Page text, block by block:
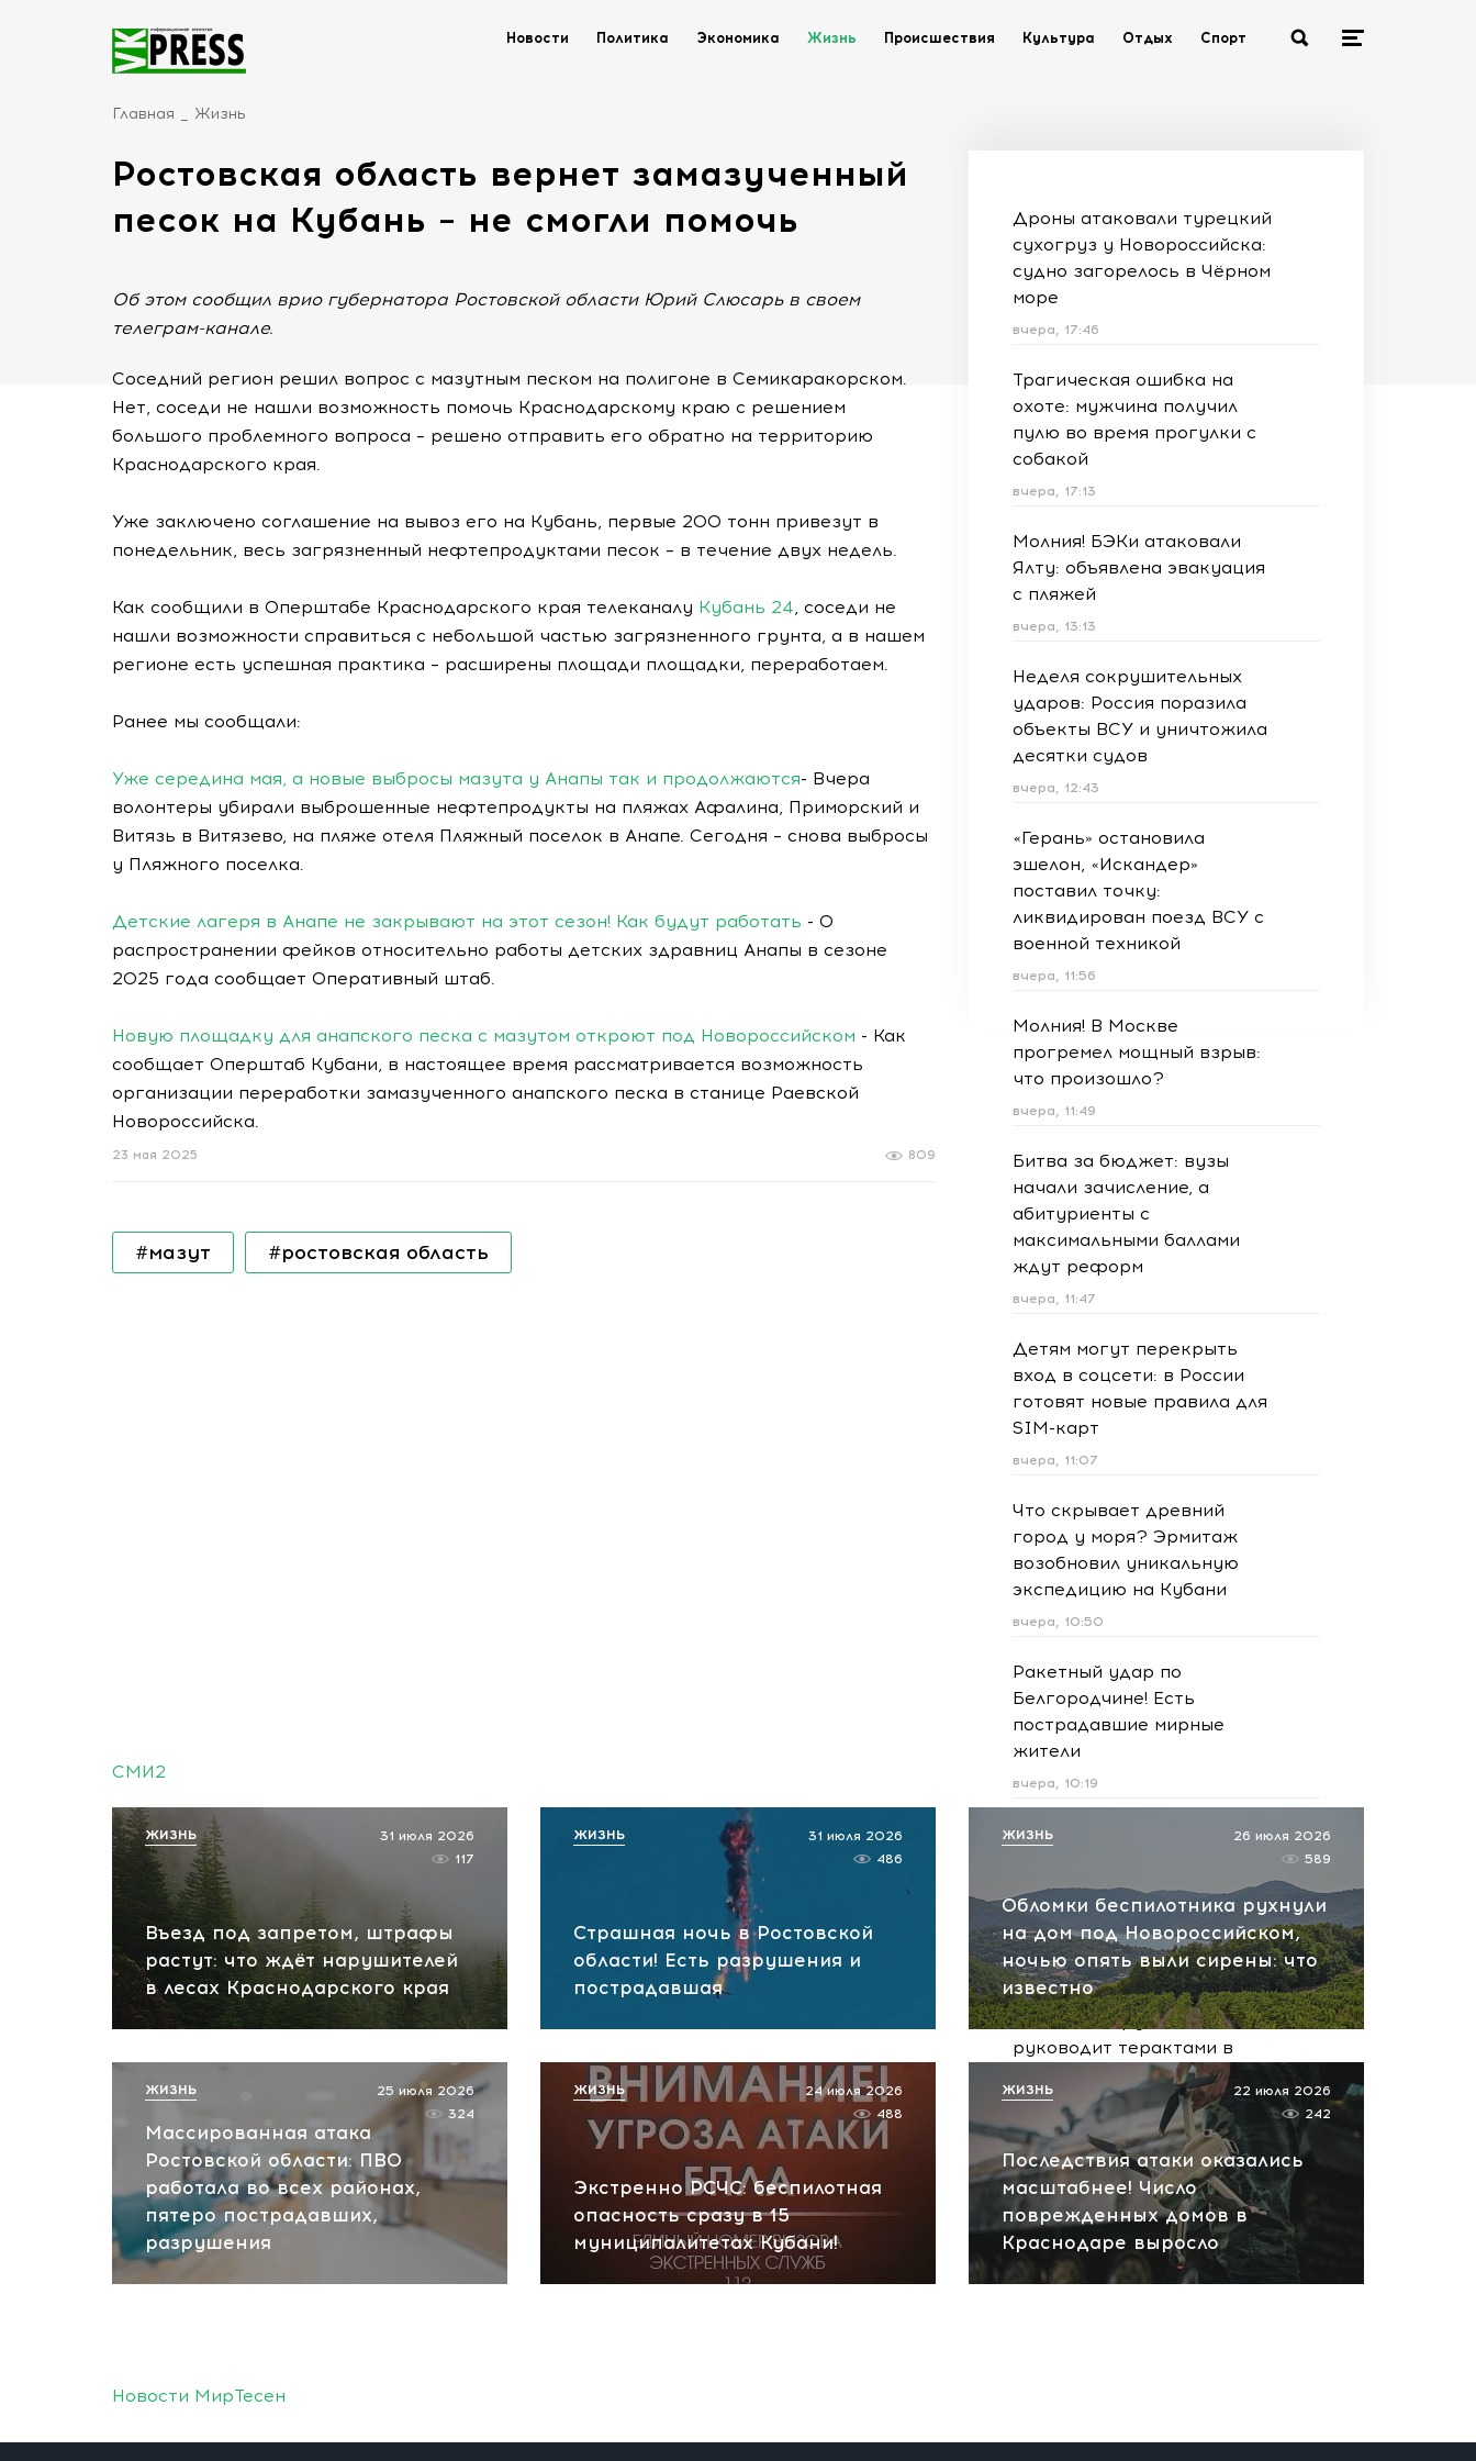
Новости Политика Экономика Жизнь Происшествия Культура Отдых Спорт
Главная Жизнь
Ростовская область вернет замазученный
песок на Кубань – не смогли помочь
Об этом сообщил врио губернатора Ростовской области Юрий Слюсарь в своем
телеграм-канале.
Соседний регион решил вопрос с мазутным песком на полигоне в Семикаракорском.
Нет, соседи не нашли возможность помочь Краснодарскому краю с решением
большого проблемного вопроса – решено отправить его обратно на территорию
Краснодарского края.
Уже заключено соглашение на вывоз его на Кубань, первые 200 тонн привезут в
понедельник, весь загрязненный нефтепродуктами песок – в течение двух недель.
Как сообщили в Оперштабе Краснодарского края телеканалу Кубань 24, соседи не
нашли возможности справиться с небольшой частью загрязненного грунта, а в нашем
регионе есть успешная практика – расширены площади площадки, переработаем.
Ранее мы сообщали:
Уже середина мая, а новые выбросы мазута у Анапы так и продолжаются- Вчера
волонтеры убирали выброшенные нефтепродукты на пляжах Афалина, Приморский и
Витязь в Витязево, на пляже отеля Пляжный поселок в Анапе. Сегодня – снова выбросы
у Пляжного поселка.
Детские лагеря в Анапе не закрывают на этот сезон! Как будут работать - О
распространении фейков относительно работы детских здравниц Анапы в сезоне
2025 года сообщает Оперативный штаб.
Новую площадку для анапского песка с мазутом откроют под Новороссийском - Как
сообщает Оперштаб Кубани, в настоящее время рассматривается возможность
организации переработки замазученного анапского песка в станице Раевской
Новороссийска.
809
23 мая 2025
#мазут #ростовская область
Дроны атаковали турецкий
сухогруз у Новороссийска:
судно загорелось в Чёрном
море
вчера, 17:46
Трагическая ошибка на
охоте: мужчина получил
пулю во время прогулки с
собакой
вчера, 17:13
Молния! БЭКи атаковали
Ялту: объявлена эвакуация
с пляжей
вчера, 13:13
Неделя сокрушительных
ударов: Россия поразила
объекты ВСУ и уничтожила
десятки судов
вчера, 12:43
«Герань» остановила
эшелон, «Искандер»
поставил точку:
ликвидирован поезд ВСУ с
военной техникой
вчера, 11:56
Молния! В Москве
прогремел мощный взрыв:
что произошло?
вчера, 11:49
Битва за бюджет: вузы
начали зачисление, а
абитуриенты с
максимальными баллами
ждут реформ
вчера, 11:47
Детям могут перекрыть
вход в соцсети: в России
готовят новые правила для
SIM-карт
вчера, 11:07
Что скрывает древний
город у моря? Эрмитаж
возобновил уникальную
экспедицию на Кубани
вчера, 10:50
Ракетный удар по
Белгородчине! Есть
пострадавшие мирные
жители
вчера, 10:19
Срочно! В Геленджике и
работает ПВО:
рекомендуется уйти с
пляжей
вчера, 10:13
НАТО планирует и
руководит терактами в
России! Сенсационное
заявление хакеров
вчера, 10:07
СМИ2
Въезд под запретом, штрафы
растут: что ждёт нарушителей
в лесах Краснодарского края
31 июля 2026
117
ЖИЗНЬ
Страшная ночь в Ростовской
области! Есть разрушения и
пострадавшая
31 июля 2026
486
ЖИЗНЬ
Обломки беспилотника рухнули
на дом под Новороссийском,
ночью опять выли сирены: что
известно
26 июля 2026
589
ЖИЗНЬ
Массированная атака
Ростовской области: ПВО
работала во всех районах,
пятеро пострадавших,
разрушения
25 июля 2026
324
ЖИЗНЬ
Экстренно РСЧС: беспилотная
опасность сразу в 15
муниципалитетах Кубани!
24 июля 2026
488
ЖИЗНЬ
Последствия атаки оказались
масштабнее! Число
поврежденных домов в
Краснодаре выросло
22 июля 2026
242
ЖИЗНЬ
Новости МирТесен